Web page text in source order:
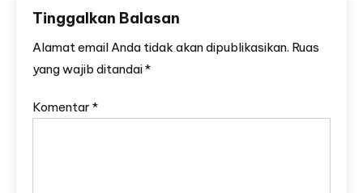
Tinggalkan Balasan
Alamat email Anda tidak akan dipublikasikan. Ruas
yang wajib ditandai*
Komentar *